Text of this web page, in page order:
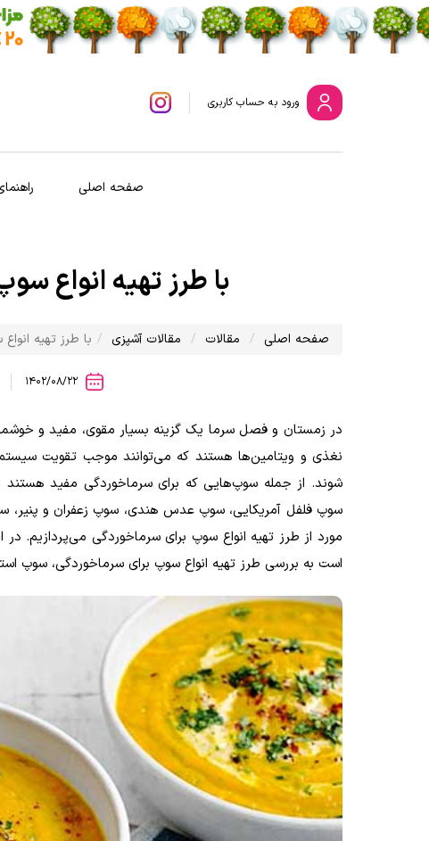
ورود به حساب کاربری
صفحه اصلی
با طرز تهیه انواع
صفحه اصلی مقالات مقالات آشپزی با طرز تهیه
1402/08/22
در زمستان و فصل سرما یک گزینه بسیار مقوی، مفید و
نغذی و ویتامین‌ها هستند که می‌توانند موجب تقویت
شوند. از جمله سوپ‌هایی که برای سرماخوردگی مفید
سوپ فلفل آمریکایی، سوپ عدس هندی، سوپ زعفران و پنیر،
مورد از طرز تهیه انواع سوپ برای سرماخوردگی می‌پردازیم.
است به بررسی طرز تهیه انواع سوپ برای سرماخوردگی، سوپ